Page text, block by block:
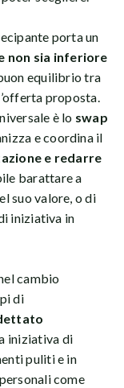
porta un
non sia inferiore
equilibrio tra
proposta.
è lo swap
e coordina il
e redarre
barattare a
suo valore, o di
iniziativa in
cambio
di
iniziativa di
puliti e in
come